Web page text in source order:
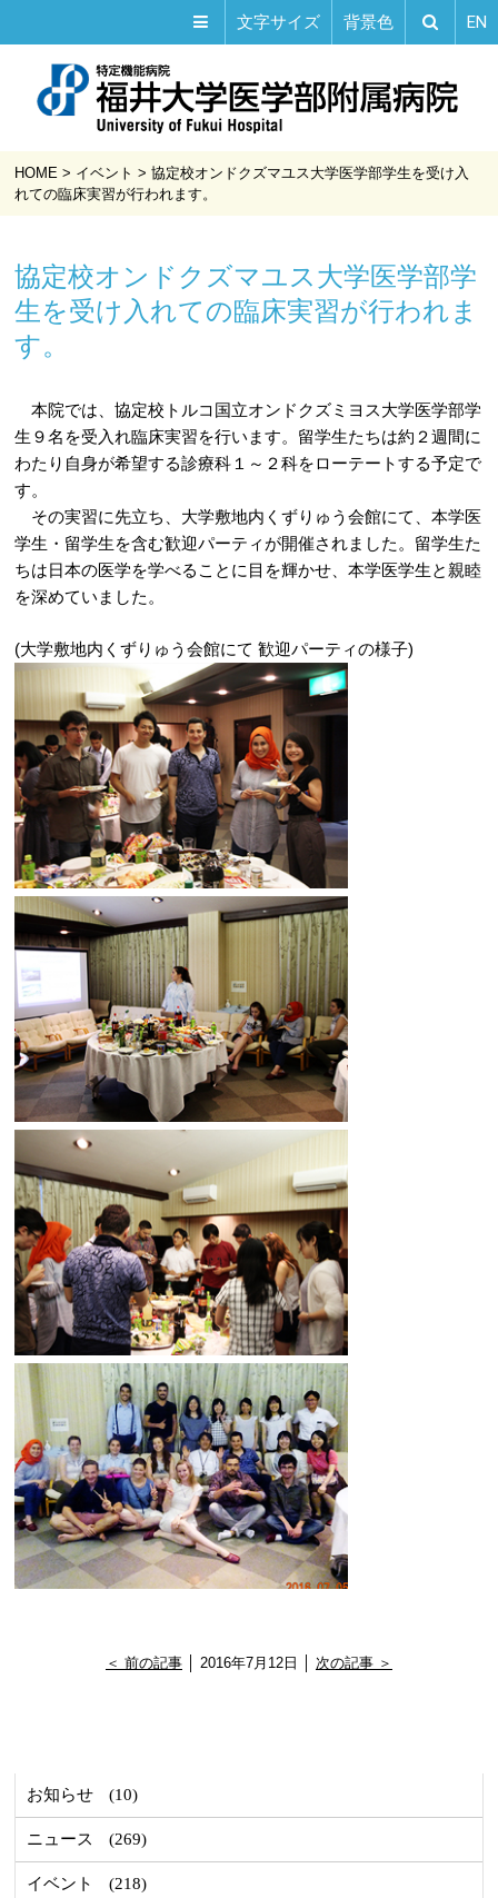
文字サイズ 背景色 EN
HOME > イベント >協定校オンドクズマユス大学医学部学生を受け入
れての臨床実習が行われます。
協定校オンドクズマユス大学医学部学
生を受け入れての臨床実習が行われま
す。
本院では、協定校トルコ国立オンドクズミヨス大学医学部学
生９名を受入れ臨床実習を行います。留学生たちは約２週間に
わたり自身が希望する診療科１～２科をローテートする予定で
す。
その実習に先立ち、大学敷地内くずりゅう会館にて、本学医
学生・留学生を含む歓迎パーティが開催されました。留学生た
ちは日本の医学を学べることに目を輝かせ、本学医学生と親睦
を深めていました。
(大学敷地内くずりゅう会館にて 歓迎パーティの様子)
＜ 前の記事│ 2016年7月12日 │ 次の記事 ＞
お知らせ (10)
ニュース (269)
イベント (218)